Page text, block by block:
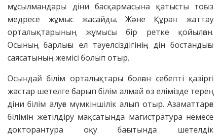
мұсылмандары діни басқармасына қатысты тоғыз
медресе жұмыс жасайды. Және Құран жаттау
орталықтарының жұмысы бір ретке қойылған.
Осының барлығы ел тәуелсіздігінің дін бостандығы
саясатының жемісі болып отыр.
Осындай білім орталықтары болған себепті қазіргі
жастар шетелге барып білім алмай өз елімізде терең
діни білім алуға мүмкіншілік алып отыр. Азаматтарға
білімін жетілдіру мақсатында магистратура немесе
докторантура оқу бағытында шетелдік